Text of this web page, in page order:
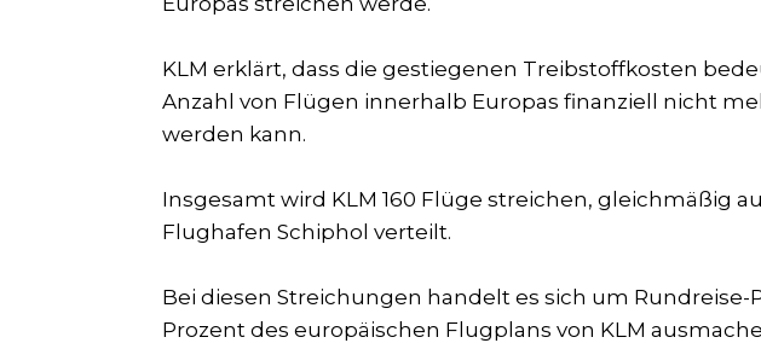
KLM erklärt, dass die gestiegenen Treibstoffkosten
Anzahl von Flügen innerhalb Europas finanziell nicht
werden kann.
Insgesamt wird KLM 160 Flüge streichen, gleichmäßig
Flughafen Schiphol verteilt.
Bei diesen Streichungen handelt es sich um Rundreise-
Prozent des europäischen Flugplans von KLM